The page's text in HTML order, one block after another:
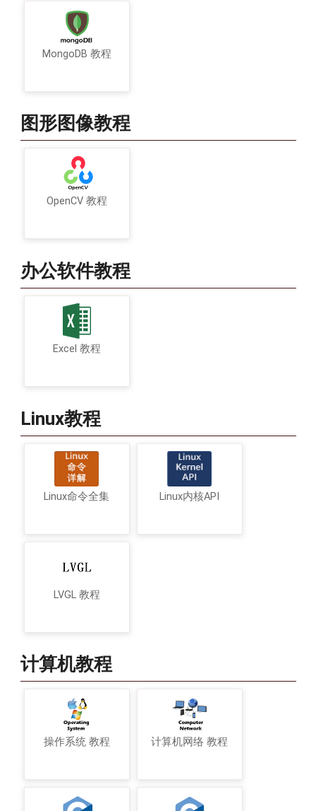
MongoDB 教程
图形图像教程
OpenCV 教程
办公软件教程
Excel 教程
Linux教程
Linux命令全集 Linux内核API
LVGL 教程
计算机教程
操作系统 教程 计算机网络 教程